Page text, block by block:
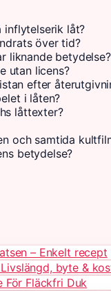
inflytelserik låt?
över tid?
liknande betydelse?
utan licens?
efter
i låten?
låttexter?
och samtida
betydelse?
– Enkelt recept
byte &
För Fläckfri Duk